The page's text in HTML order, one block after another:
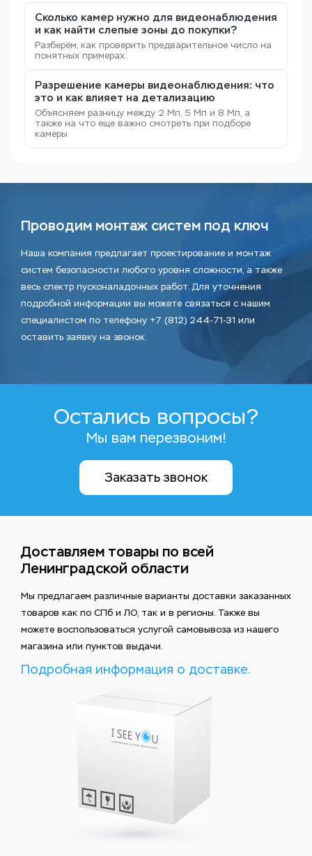
Сколько камер нужно для видеонаблюдения
и как найти слепые зоны до покупки?
Разберём, как проверить предварительное число на
понятных примерах.
Разрешение камеры видеонаблюдения: что
это и как влияет на детализацию
Объясняем разницу между 2 Мп, 5 Мп и 8 Мп, а
также на что еще важно смотреть при подборе
камеры
Проводим монтаж систем под ключ
Наша компания предлагает проектирование и монтаж
систем безопасности любого уровня сложности, а также
весь спектр пусконаладочных работ. Для уточнения
подробной информации вы можете связаться с нашим
специалистом по телефону +7 (812) 244-71-31 или
оставить заявку на звонок.
Остались вопросы?
Мы вам перезвоним!
Заказать звонок
Доставляем товары по всей
Ленинградской области
Мы предлагаем различные варианты доставки заказанных
товаров как по СПб и ЛО, так и в регионы. Также вы
можете воспользоваться услугой самовывоза из нашего
магазина или пунктов выдачи.
Подробная информация о доставке.